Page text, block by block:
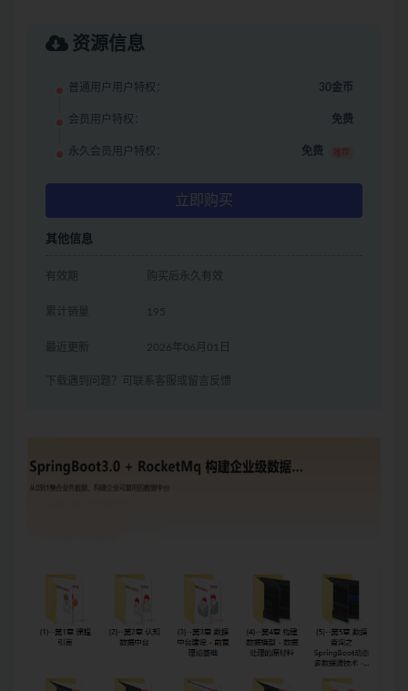
资源信息
普通用户用户特权： 30金币
会员用户特权： 免费
永久会员用户特权： 免费 推荐
立即购买
其他信息
有效期 购买后永久有效
累计销量 195
最近更新 2026年06月01日
下载遇到问题？可联系客服或留言反馈